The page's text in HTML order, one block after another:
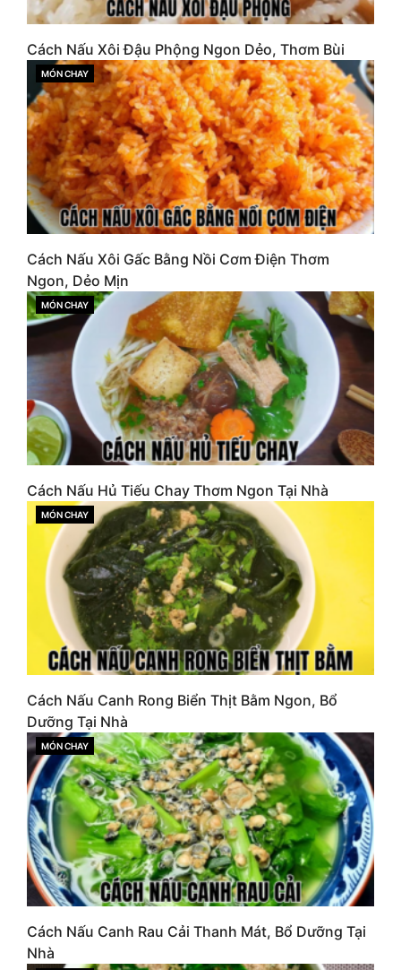
Cách Nấu Xôi Đậu Phộng Ngon Dẻo, Thơm Bùi
CATEGORIES
MÓN CHAY
Cách Nấu Xôi Gấc Bằng Nồi Cơm Điện Thơm
Ngon, Dẻo Mịn
CATEGORIES
MÓN CHAY
Cách Nấu Hủ Tiếu Chay Thơm Ngon Tại Nhà
CATEGORIES
MÓN CHAY
Cách Nấu Canh Rong Biển Thịt Bằm Ngon, Bổ
Dưỡng Tại Nhà
CATEGORIES
MÓN CHAY
Cách Nấu Canh Rau Cải Thanh Mát, Bổ Dưỡng Tại
Nhà